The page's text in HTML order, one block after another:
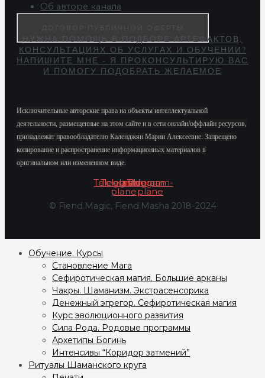
Об авторе канала
ДОГОВОР ПУБЛИЧНОЙ ОФЕРТЫ
НУЖНА ПОМОЩЬ В ПОДБОРЕ АРТЕФАКТОВ,
КОНСУЛЬТАЦИЯХ ОБ УСЛУГАХ И ОБУЧЕНИИ?
НАПИШИТЕ МНЕ - Я ПРОКОНСУЛЬТИРУЮ ВАС
И ПОМОГУ ПОДОБРАТЬ ЖЕЛАЕМОЕ
Исключительные авторские права на объекты интеллектуальной
деятельности, размещенные на этом сайте и в сети онлайн/оффлайн ресурсов,
принадлежат правообладателю Календжян Марии Алексеевне. Запрещено
копирование и распространение информационных материалов в
оригинальном или измененном виде.
Telegram
Telegram-
plane
Vk
Instagram
Telegram-
plane
© Fiend.Magic, Fiend.Masha 2018-2024
Обучение. Курсы
Становление Мага
Сефиротическая магия. Большие арканы
Чакры. Шаманизм. Экстрасенсорика
Денежный эгрегор. Сефиротическая магия
Курс эволюционного развития
Сила Рода. Родовые программы
Архетипы Богинь
Интенсивы “Коридор затмений”
Ритуалы Шаманского круга